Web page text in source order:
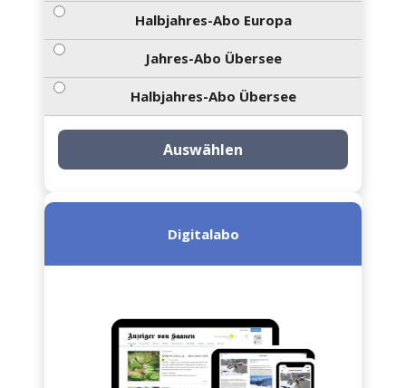
Halbjahres-Abo Europa
Jahres-Abo Übersee
Halbjahres-Abo Übersee
Auswählen
Digitalabo